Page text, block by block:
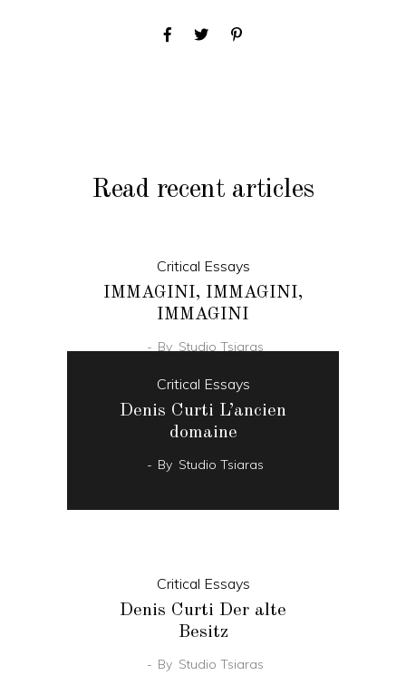
Read recent articles
Critical Essays
IMMAGINI, IMMAGINI,
IMMAGINI
By Studio Tsiaras
Critical Essays
Denis Curti L’ancien
domaine
By Studio Tsiaras
Critical Essays
Denis Curti Der alte
Besitz
By Studio Tsiaras